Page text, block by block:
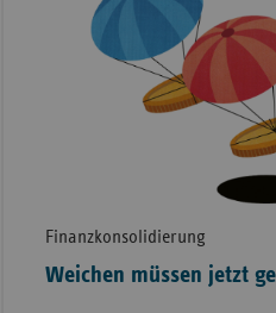
Finanzkonsolidierung
Weichen müssen jetzt